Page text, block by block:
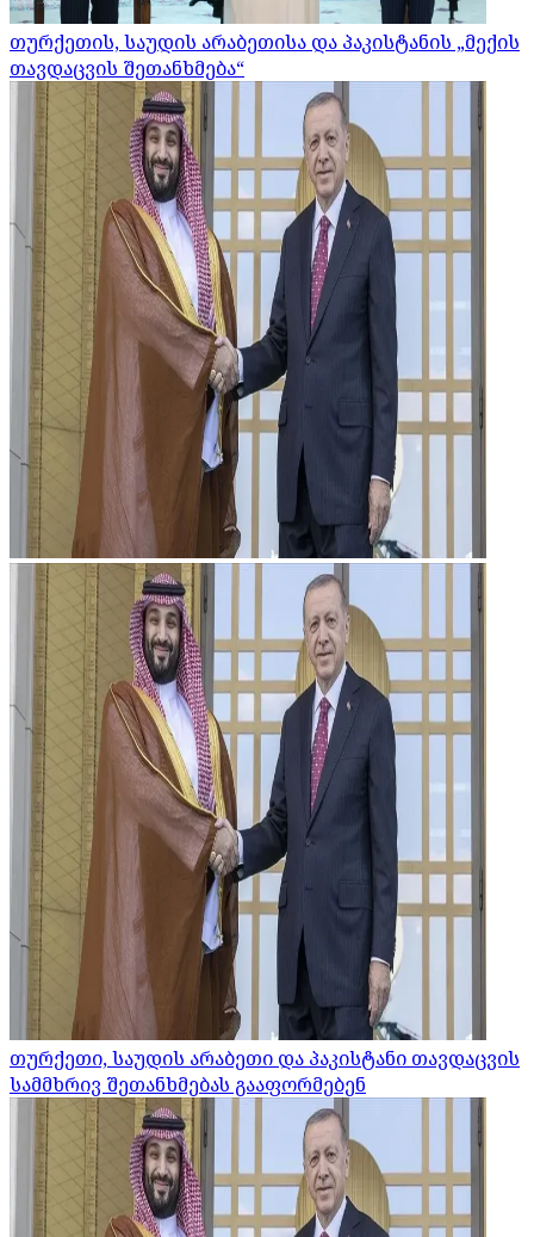
თურქეთის, საუდის არაბეთისა და პაკისტანის „მექის
თავდაცვის შეთანხმება“
თურქეთი, საუდის არაბეთი და პაკისტანი თავდაცვის
სამმხრივ შეთანხმებას გააფორმებენ